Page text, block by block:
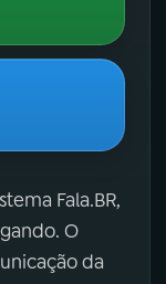
Fala.BR,
O
da